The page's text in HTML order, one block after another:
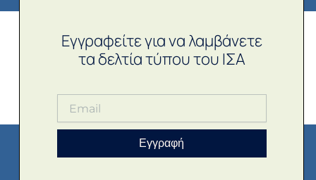
Εγγραφείτε για να λαμβάνετε
τα δελτία τύπου του ΙΣΑ
Εγγραφή